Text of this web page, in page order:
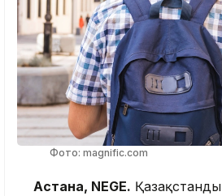
Фото: magnific.com
Астана, NEGE.